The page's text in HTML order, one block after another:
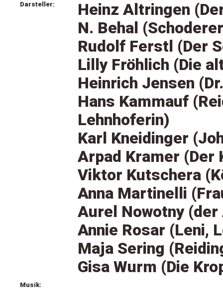
Darsteller:
Heinz Altringen
N. Behal
Rudolf Ferstl (Der
Lilly Fröhlich (Die
Heinrich Jensen
Hans Kammauf
Lehnhoferin)
Karl Kneidinger
Arpad Kramer (Der
Viktor Kutschera
Anna Martinelli
Aurel Nowotny (der
Annie Rosar (Leni,
Maja Sering
Gisa Wurm (Die
Musik: